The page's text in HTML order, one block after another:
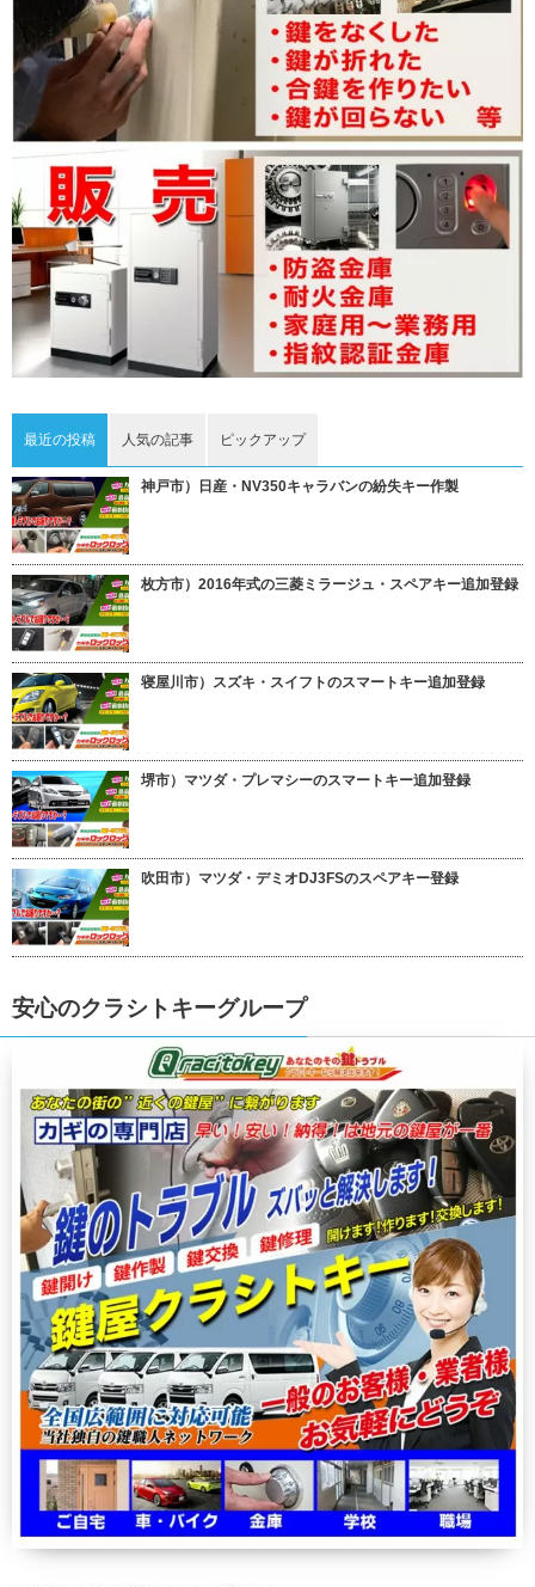
最近の投稿 人気の記事 ピックアップ
神戸市）日産・NV350キャラバンの紛失キー作製
枚方市）2016年式の三菱ミラージュ・スペアキー追加登録
寝屋川市）スズキ・スイフトのスマートキー追加登録
堺市）マツダ・プレマシーのスマートキー追加登録
吹田市）マツダ・デミオDJ3FSのスペアキー登録
安心のクラシトキーグループ